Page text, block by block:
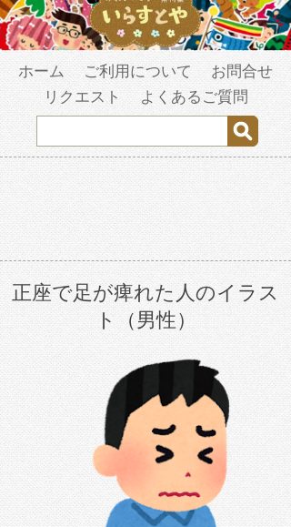
ホーム ご利用について
お問合せ
リクエスト
よくあるご質問
正座で足が痺れた人のイラス
ト（男性）